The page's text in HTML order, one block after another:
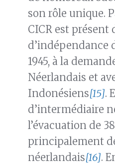
son rôle unique.
CICR est
d’indépendance
1945, à la
Néerlandais et
Indonésiens[15].
d’intermédiaire
l’évacuation de
principalement
néerlandais[16].